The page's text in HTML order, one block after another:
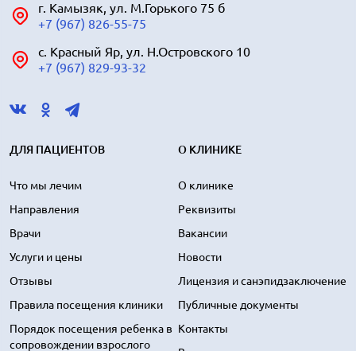
г. Камызяк, ул. М.Горького 75 б
+7 (967) 826-55-75
с. Красный Яр, ул. Н.Островского 10
+7 (967) 829-93-32
ДЛЯ ПАЦИЕНТОВ
Что мы лечим
Направления
Врачи
Услуги и цены
Отзывы
Правила посещения клиники
Порядок посещения ребенка в
сопровождении взрослого
О КЛИНИКЕ
О клинике
Реквизиты
Вакансии
Новости
Лицензия и санэпидзаключение
Публичные документы
Контакты